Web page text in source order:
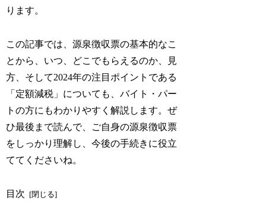
ります。
この記事では、源泉徴収票の基本的なこ
とから、いつ、どこでもらえるのか、見
方、そして2024年の注目ポイントである
「定額減税」についても、バイト・パー
トの方にもわかりやすく解説します。ぜ
ひ最後まで読んで、ご自身の源泉徴収票
をしっかり理解し、今後の手続きに役立
ててくださいね。
目次